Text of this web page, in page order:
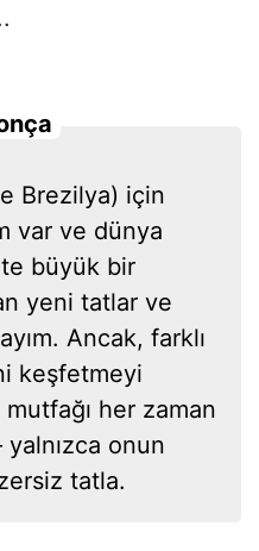
Brezilya) için
var ve dünya
büyük bir
yeni tatlar ve
Ancak, farklı
keşfetmeyi
her zaman
onun
tatla.